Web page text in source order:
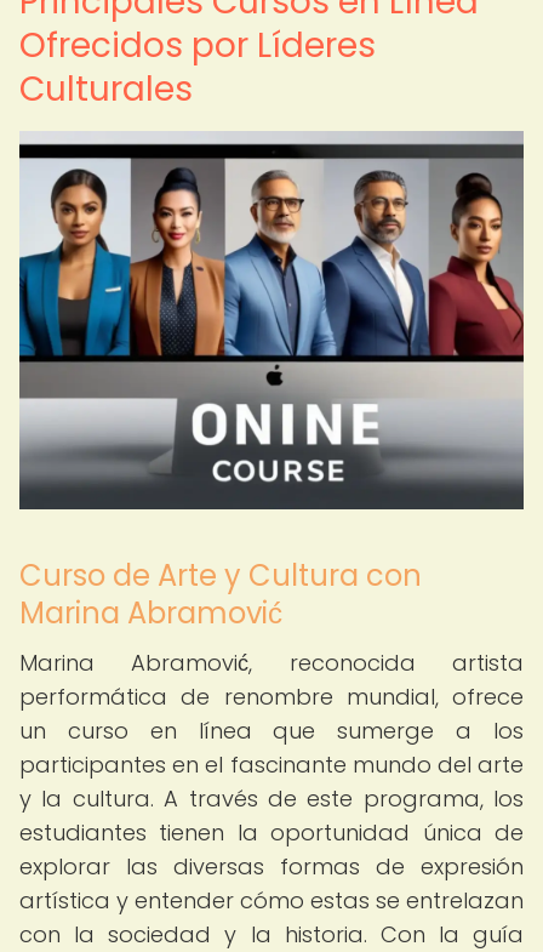
Ofrecidos por Líderes
Culturales
Curso de Arte y Cultura con
Marina Abramović
Marina Abramović, reconocida artista
performática de renombre mundial, ofrece
un curso en línea que sumerge a los
participantes en el fascinante mundo del arte
y la cultura. A través de este programa, los
estudiantes tienen la oportunidad única de
explorar las diversas formas de expresión
artística y entender cómo estas se entrelazan
con la sociedad y la historia. Con la guía